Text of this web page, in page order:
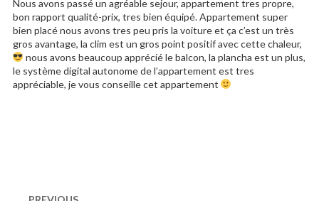
Nous avons passé un agréable sejour, appartement tres propre,
bon rapport qualité-prix, tres bien équipé. Appartement super
bien placé nous avons tres peu pris la voiture et ça c’est un très
gros avantage, la clim est un gros point positif avec cette chaleur,
nous avons beaucoup apprécié le balcon, la plancha est un plus,
le système digital autonome de l’appartement est tres
appréciable, je vous conseille cet appartement
navigation